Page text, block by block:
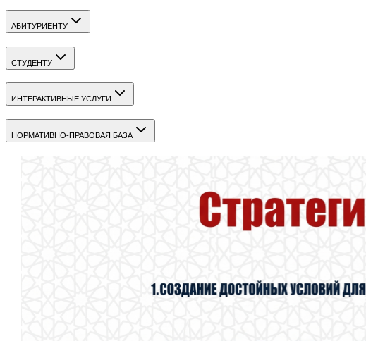
АБИТУРИЕНТУ
СТУДЕНТУ
ИНТЕРАКТИВНЫЕ УСЛУГИ
НОРМАТИВНО-ПРАВОВАЯ БАЗА